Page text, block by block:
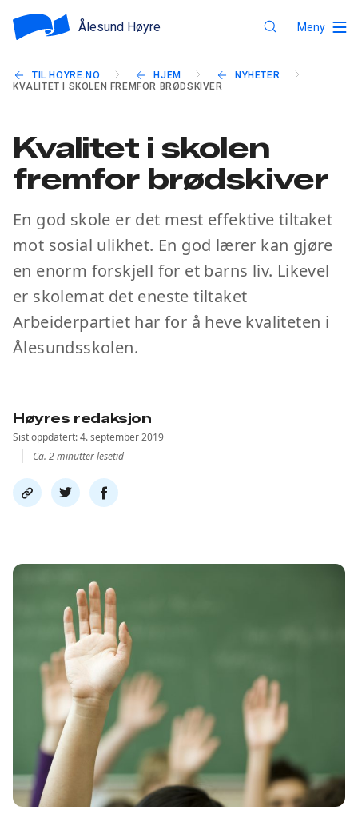
Ålesund Høyre Meny
TIL HOYRE.NO HJEM
NYHETER
KVALITET I SKOLEN FREMFOR BRØDSKIVER
Kvalitet i skolen
fremfor brødskiver
En god skole er det mest effektive tiltaket
mot sosial ulikhet. En god lærer kan gjøre
en enorm forskjell for et barns liv. Likevel
er skolemat det eneste tiltaket
Arbeiderpartiet har for å heve kvaliteten i
Ålesundsskolen.
Høyres redaksjon
Sist oppdatert: 4. september 2019
Ca. 2 minutter lesetid
Del
link
Del
på
Del
på